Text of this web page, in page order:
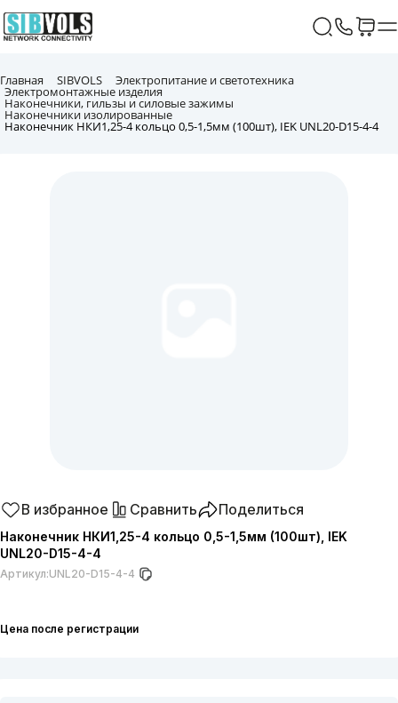
Главная SIBVOLS Электропитание и светотехника
Электромонтажные изделия
Наконечники, гильзы и силовые зажимы
Наконечники изолированные
Наконечник НКИ1,25-4 кольцо 0,5-1,5мм (100шт), IEK UNL20-D15-4-4
В избранное Сравнить Поделиться
Наконечник НКИ1,25-4 кольцо 0,5-1,5мм (100шт), IEK
UNL20-D15-4-4
Артикул:UNL20-D15-4-4
Цена после регистрации